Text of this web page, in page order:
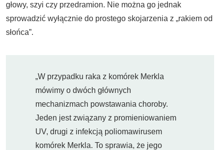
głowy, szyi czy przedramion. Nie można go jednak
sprowadzić wyłącznie do prostego skojarzenia z „rakiem od
słońca”.
„W przypadku raka z komórek Merkla
mówimy o dwóch głównych
mechanizmach powstawania choroby.
Jeden jest związany z promieniowaniem
UV, drugi z infekcją poliomawirusem
komórek Merkla. To sprawia, że jego